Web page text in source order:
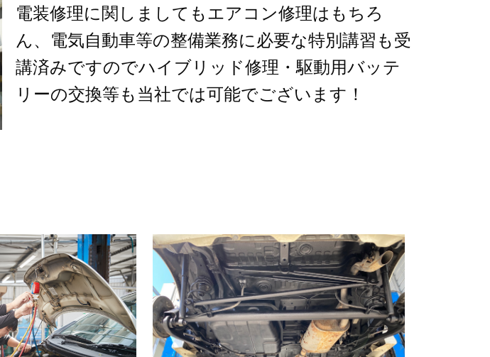
電装修理に関しましてもエアコン修理はもちろ
ん、電気自動車等の整備業務に必要な特別講習も受
講済みですのでハイブリッド修理・駆動用バッテ
リーの交換等も当社では可能でございます！